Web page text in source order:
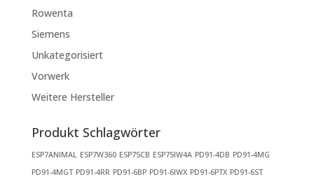
Rowenta
Siemens
Unkategorisiert
Vorwerk
Weitere Hersteller
Produkt Schlagwörter
ESP7ANIMAL ESP7W360 ESP75CB ESP75IW4A PD91-4DB PD91-4MG
PD91-4MGT PD91-4RR PD91-6BP PD91-6IWX PD91-6PTX PD91-6ST